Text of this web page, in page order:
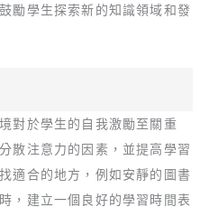
勵學生探索新的知識領域和發
對於學生的自我激勵至關重
散注意力的因素，並提高學習
適合的地方，例如安靜的圖書
，建立一個良好的學習時間表